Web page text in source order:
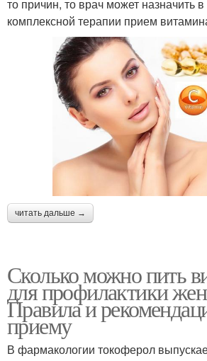
то причин, то врач может назначить
комплексной терапии прием
читать дальше →
Сколько можно пить
для профилактики
Правила и
приему
В фармакологии токоферол